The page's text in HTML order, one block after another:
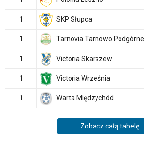
1 SKP Słupca
1 Tarnovia Tarnowo Podgórne
1 Victoria Skarszew
1 Victoria Września
1 Warta Międzychód
Zobacz całą tabelę